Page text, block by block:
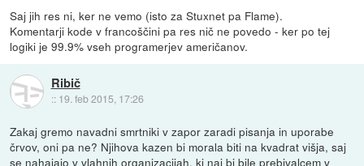
Saj jih res ni, ker ne vemo (isto za Stuxnet pa Flame).
Komentarji kode v francoščini pa res nič ne povedo - ker po tej
logiki je 99.9% vseh programerjev američanov.
Ribič
:: 19. feb 2015, 17:26
Zakaj gremo navadni smrtniki v zapor zaradi pisanja in uporabe
črvov, oni pa ne? Njihova kazen bi morala biti na kvadrat višja, saj
se nahajajo v vlahnih organizacijah, ki naj bi bile prebivalcem v